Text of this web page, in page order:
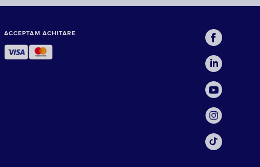
ACCEPTAM ACHITARE